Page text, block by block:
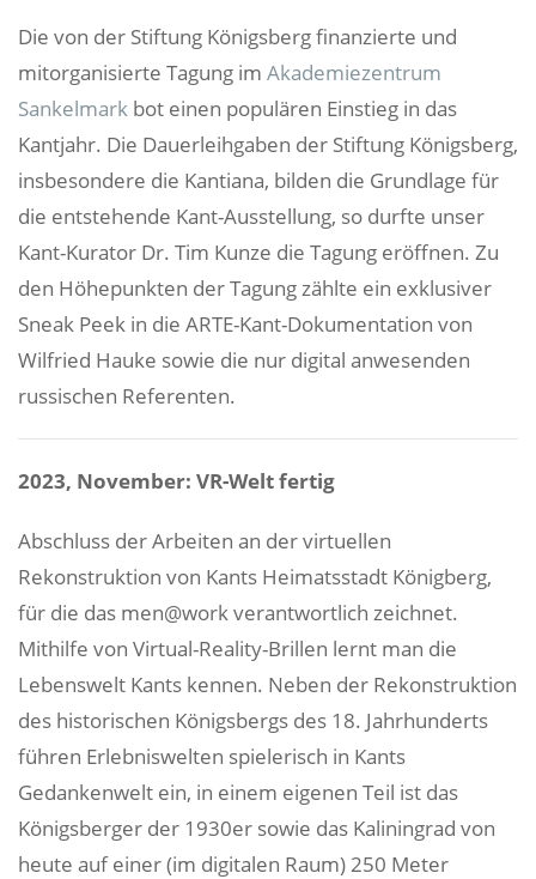
Die von der Stiftung Königsberg finanzierte und
mitorganisierte Tagung im Akademiezentrum
Sankelmark bot einen populären Einstieg in das
Kantjahr. Die Dauerleihgaben der Stiftung Königsberg,
insbesondere die Kantiana, bilden die Grundlage für
die entstehende Kant-Ausstellung, so durfte unser
Kant-Kurator Dr. Tim Kunze die Tagung eröffnen. Zu
den Höhepunkten der Tagung zählte ein exklusiver
Sneak Peek in die ARTE-Kant-Dokumentation von
Wilfried Hauke sowie die nur digital anwesenden
russischen Referenten.
2023, November: VR-Welt fertig
Abschluss der Arbeiten an der virtuellen
Rekonstruktion von Kants Heimatsstadt Königberg,
für die das men@work verantwortlich zeichnet.
Mithilfe von Virtual-Reality-Brillen lernt man die
Lebenswelt Kants kennen. Neben der Rekonstruktion
des historischen Königsbergs des 18. Jahrhunderts
führen Erlebniswelten spielerisch in Kants
Gedankenwelt ein, in einem eigenen Teil ist das
Königsberger der 1930er sowie das Kaliningrad von
heute auf einer (im digitalen Raum) 250 Meter